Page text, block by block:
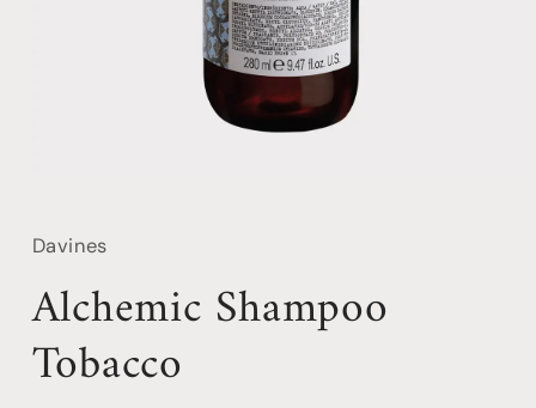
Davines
Alchemic Shampoo
Tobacco